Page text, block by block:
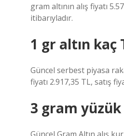
gram altının alış fiyatı
itibarıyladır.
1 gr altın kaç
Güncel serbest piyasa
fiyatı 2.917,35 TL, satış
3 gram